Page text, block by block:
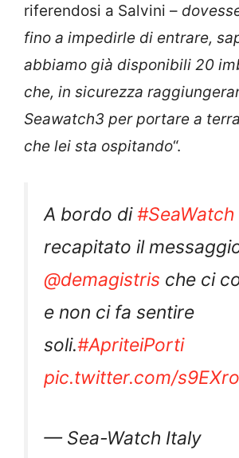
riferendosi a Salvini –
fino a impedirle di entrare,
abbiamo già disponibili 20
che, in sicurezza
Seawatch3 per portare a
che lei sta ospitando“.
A bordo di#SeaWatch
recapitato il
@demagistris che ci
e non ci fa sentire
soli.#ApriteiPorti
pic.twitter.com/
— Sea-Watch Italy